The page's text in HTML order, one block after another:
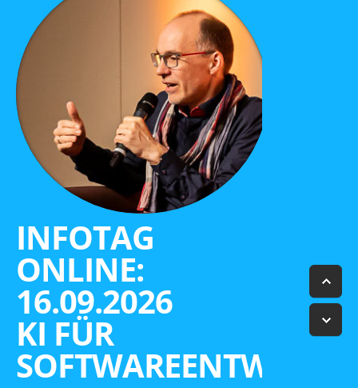
Individuelle Schulungen
Offene Seminare
Wissen
Über uns
INFOTAG
ONLINE:
16.09.2026
KI FÜR